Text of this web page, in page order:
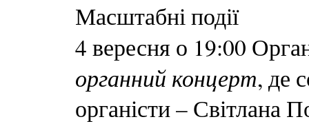
Масштабні події
4 вересня о 19:00
органний концерт, де
органісти –